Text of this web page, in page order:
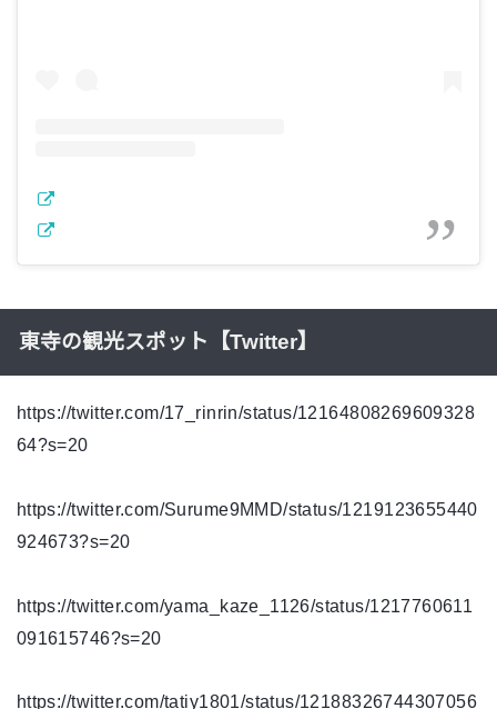
東寺の観光スポット【Twitter】
https://twitter.com/17_rinrin/status/12164808269609328
64?s=20
https://twitter.com/Surume9MMD/status/1219123655440
924673?s=20
https://twitter.com/yama_kaze_1126/status/1217760611
091615746?s=20
https://twitter.com/tatiy1801/status/12188326744307056